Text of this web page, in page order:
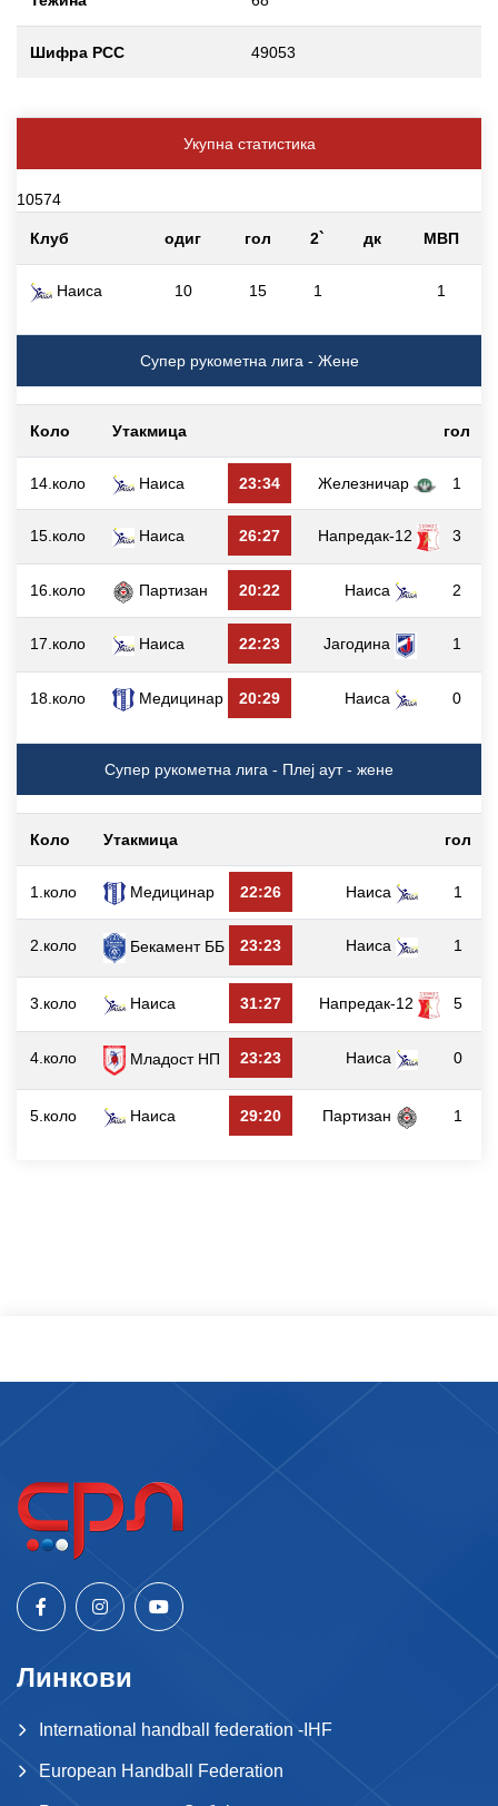
Шифра РСС 49053
Укупна статистика
10574
Клуб одиг гол 2` дк МВП
Наиса 10 15 1 1
Супер рукометна лига - Жене
Коло Утакмица гол
14.коло Наиса 23:34 Железничар 1
15.коло Наиса 26:27 Напредак-12 3
16.коло Партизан 20:22 Наиса 2
17.коло Наиса 22:23 Јагодина 1
18.коло Медицинар 20:29 Наиса 0
Супер рукометна лига - Плеј аут - жене
Коло Утакмица гол
1.коло Медицинар 22:26 Наиса 1
2.коло Бекамент ББ 23:23 Наиса 1
3.коло Наиса 31:27 Напредак-12 5
4.коло Младост НП 23:23 Наиса 0
5.коло Наиса 29:20 Партизан 1
Линкови
International handball federation -IHF
European Handball Federation